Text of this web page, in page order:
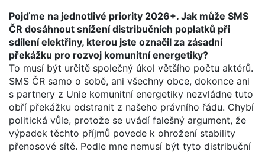
Pojďme na jednotlivé priority 2026+. Jak může SMS
ČR dosáhnout snížení distribučních poplatků při
sdílení elektřiny, kterou jste označil za zásadní
překážku pro rozvoj komunitní energetiky?
To musí být určitě společný úkol většího počtu aktérů.
SMS ČR samo o sobě, ani všechny obce, dokonce ani
s partnery z Unie komunitní energetiky nezvládne tuto
obří překážku odstranit z našeho právního řádu. Chybí
politická vůle, protože se uvádí falešný argument, že
výpadek těchto příjmů povede k ohrožení stability
přenosové sítě. Podle mne nemusí být tyto distribuční